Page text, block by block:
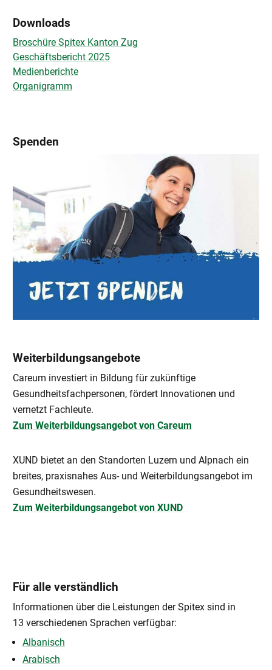
Downloads
Broschüre Spitex Kanton Zug
Geschäftsbericht 2025
Medienberichte
Organigramm
Spenden
Weiterbildungsangebote
Careum investiert in Bildung für zukünftige
Gesundheitsfachpersonen, fördert Innovationen und
vernetzt Fachleute.
Zum Weiterbildungsangebot von Careum
XUND bietet an den Standorten Luzern und Alpnach ein
breites, praxisnahes Aus- und Weiterbildungsangebot im
Gesundheitswesen.
Zum Weiterbildungsangebot von XUND
Für alle verständlich
Informationen über die Leistungen der Spitex sind in
13 verschiedenen Sprachen verfügbar:
Albanisch
Arabisch